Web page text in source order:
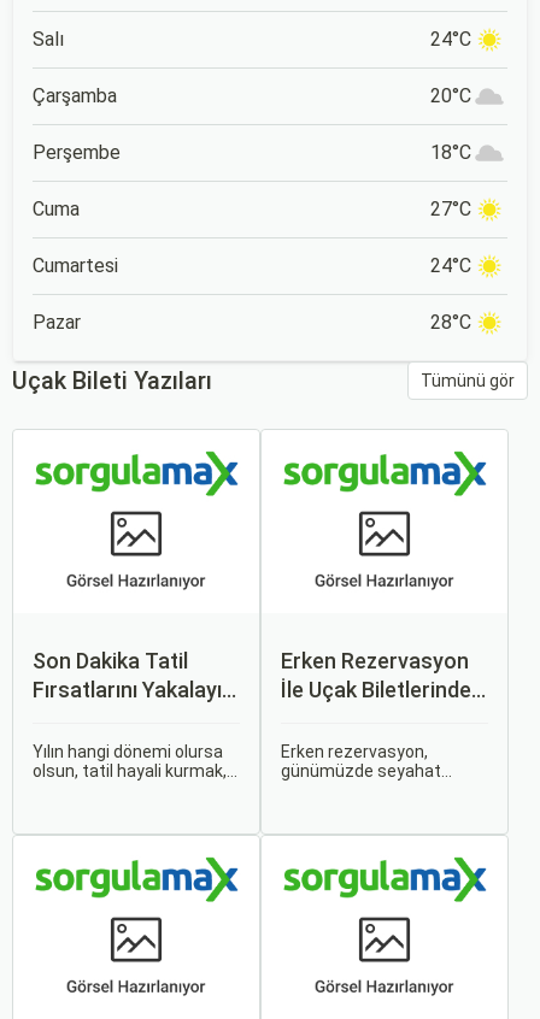
Salı 24°C
Çarşamba 20°C
Perşembe 18°C
Cuma 27°C
Cumartesi 24°C
Pazar 28°C
Uçak Bileti Yazıları Tümünü gör
Son Dakika Tatil
Fırsatlarını Yakalayın:
İpuçları
Yılın hangi dönemi olursa
olsun, tatil hayali kurmak,
anda bavulları toplayıp yola
çıkmak bazen zorlayıcı
Erken Rezervasyon
İle Uçak Biletlerinde
İndirimler: Nasıl
Avantajlar Sağlanır?
Erken rezervasyon,
günümüzde seyahat
haline gelmiştir. Özellikle
tatil veya iş seyahatlerinde
rezervasyon yapmak, daha
uygun fiyatlarla uçuş
imkanı sağlar.